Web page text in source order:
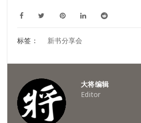
标签： 新书分享会
大将编辑
Editor